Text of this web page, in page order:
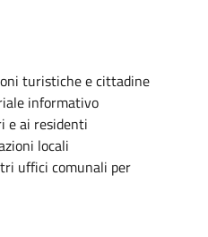
turistiche e cittadine
informativo
e ai residenti
locali
uffici comunali per